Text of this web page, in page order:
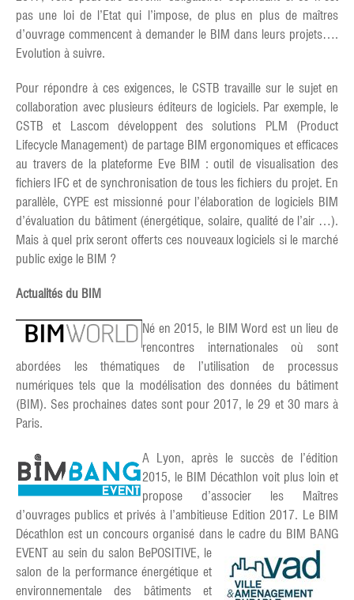
pas une loi de l’Etat qui l’impose, de plus en plus de maîtres
d’ouvrage commencent à demander le BIM dans leurs projets….
Evolution à suivre.
Pour répondre à ces exigences, le CSTB travaille sur le sujet en
collaboration avec plusieurs éditeurs de logiciels. Par exemple, le
CSTB et Lascom développent des solutions PLM (Product
Lifecycle Management) de partage BIM ergonomiques et efficaces
au travers de la plateforme Eve BIM : outil de visualisation des
fichiers IFC et de synchronisation de tous les fichiers du projet. En
parallèle, CYPE est missionné pour l’élaboration de logiciels BIM
d’évaluation du bâtiment (énergétique, solaire, qualité de l’air …).
Mais à quel prix seront offerts ces nouveaux logiciels si le marché
public exige le BIM ?
Actualités du BIM
Né en 2015, le BIM Word est un lieu de
rencontres internationales où sont
abordées les thématiques de l’utilisation de processus
numériques tels que la modélisation des données du bâtiment
(BIM). Ses prochaines dates sont pour 2017, le 29 et 30 mars à
Paris.
A Lyon, après le succès de l’édition
2015, le BIM Décathlon voit plus loin et
propose d’associer les Maîtres
d’ouvrages publics et privés à l’ambitieuse Edition 2017. Le BIM
Décathlon est un concours organisé dans le cadre du BIM BANG
EVENT au sein du salon BePOSITIVE, le
salon de la performance énergétique et
environnementale des bâtiments et